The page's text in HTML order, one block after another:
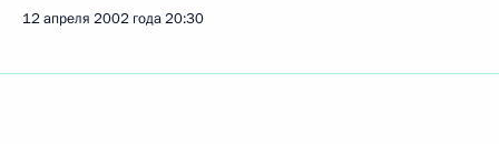
12 апреля 2002 года20:30